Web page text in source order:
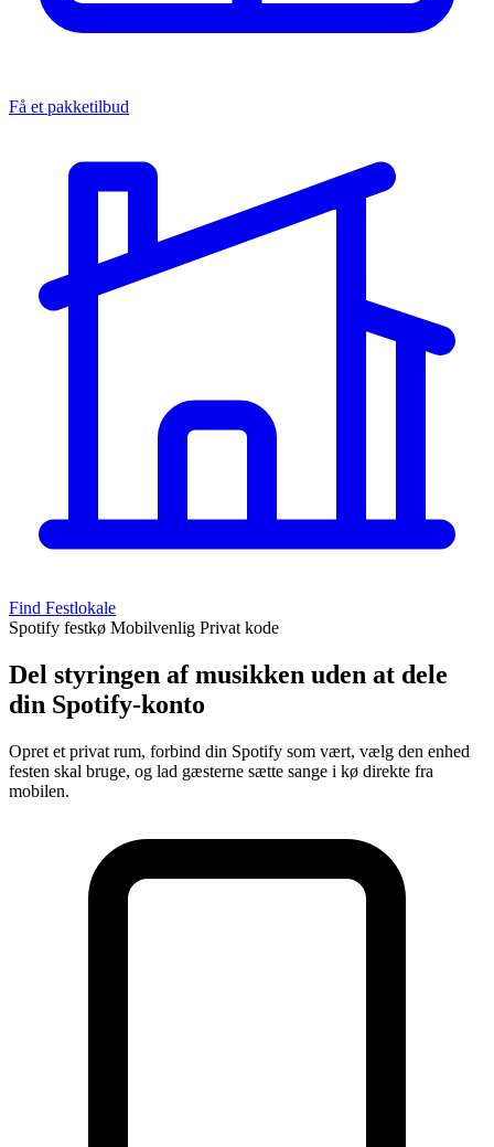
Få et pakketilbud
Find Festlokale
Spotify festkø Mobilvenlig Privat kode
Del styringen af musikken uden at dele
din Spotify-konto
Opret et privat rum, forbind din Spotify som vært, vælg den enhed
festen skal bruge, og lad gæsterne sætte sange i kø direkte fra
mobilen.